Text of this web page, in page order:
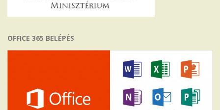
OFFICE 365 BELÉPÉS